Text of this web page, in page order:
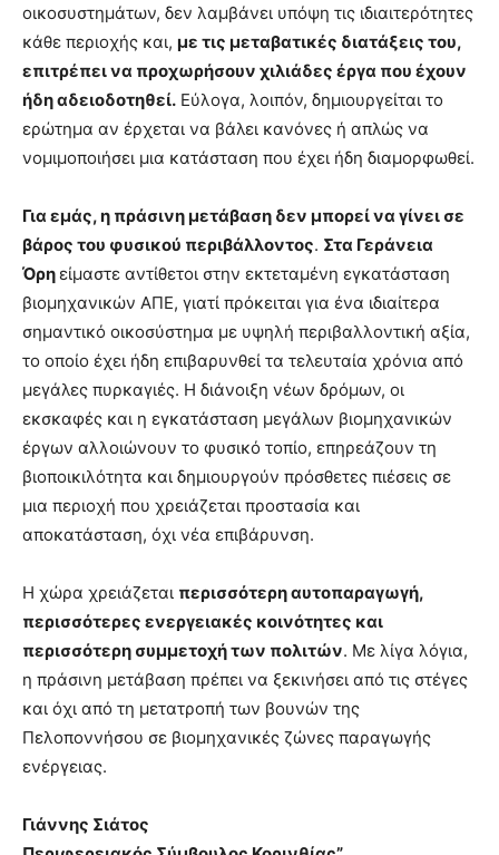
οικοσυστημάτων, δεν λαμβάνει υπόψη τις ιδιαιτερότητες
κάθε περιοχής και, με τις μεταβατικές διατάξεις του,
επιτρέπει να προχωρήσουν χιλιάδες έργα που έχουν
ήδη αδειοδοτηθεί. Εύλογα, λοιπόν, δημιουργείται το
ερώτημα αν έρχεται να βάλει κανόνες ή απλώς να
νομιμοποιήσει μια κατάσταση που έχει ήδη διαμορφωθεί.
Για εμάς, η πράσινη μετάβαση δεν μπορεί να γίνει σε
βάρος του φυσικού περιβάλλοντος. Στα Γεράνεια
Όρηείμαστε αντίθετοι στην εκτεταμένη εγκατάσταση
βιομηχανικών ΑΠΕ, γιατί πρόκειται για ένα ιδιαίτερα
σημαντικό οικοσύστημα με υψηλή περιβαλλοντική αξία,
το οποίο έχει ήδη επιβαρυνθεί τα τελευταία χρόνια από
μεγάλες πυρκαγιές. Η διάνοιξη νέων δρόμων, οι
εκσκαφές και η εγκατάσταση μεγάλων βιομηχανικών
έργων αλλοιώνουν το φυσικό τοπίο, επηρεάζουν τη
βιοποικιλότητα και δημιουργούν πρόσθετες πιέσεις σε
μια περιοχή που χρειάζεται προστασία και
αποκατάσταση, όχι νέα επιβάρυνση.
Η χώρα χρειάζεται περισσότερη αυτοπαραγωγή,
περισσότερες ενεργειακές κοινότητες και
περισσότερη συμμετοχή των πολιτών. Με λίγα λόγια,
η πράσινη μετάβαση πρέπει να ξεκινήσει από τις στέγες
και όχι από τη μετατροπή των βουνών της
Πελοποννήσου σε βιομηχανικές ζώνες παραγωγής
ενέργειας.
Γιάννης Σιάτος